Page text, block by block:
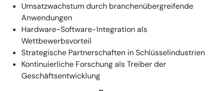
Umsatzwachstum durch branchenübergreifende
Anwendungen
Hardware-Software-Integration als
Wettbewerbsvorteil
Strategische Partnerschaften in Schlüsselindustrien
Kontinuierliche Forschung als Treiber der
Geschäftsentwicklung